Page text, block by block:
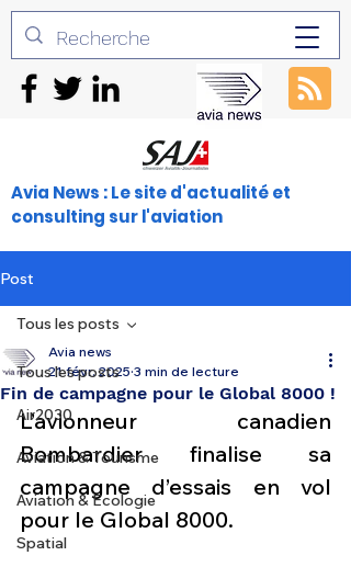
Avia News : Le site d'actualité et
consulting sur l'aviation
Post
Tous les posts
Air2030
Aviation & Tourisme
Aviation & Ecologie
Spatial
Tous les posts
Fin de campagne pour le Global 8000 !
Avia news
21 févr. 2025 3 min de lecture
L’avionneur canadien
Bombardier finalise sa
campagne d’essais en vol
pour le Global 8000.